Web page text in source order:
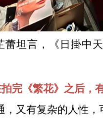
蕾坦言，《日掛中
完《繁花》之后，
，又有复杂的人性